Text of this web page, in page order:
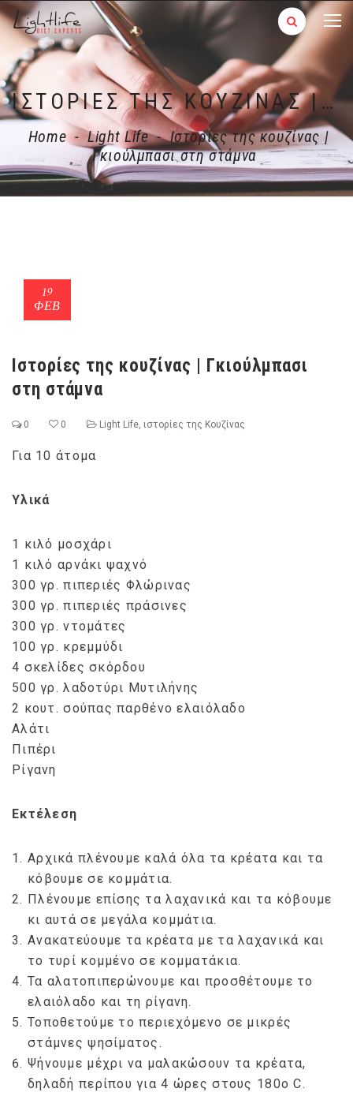
ΙΣΤΟΡΊΕΣ ΤΗΣ ΚΟΥΖΊΝΑΣ | ΓΚΙΟΎΛΜΠΑΣΙ ΣΤΗ ΣΤΆΜΝΑ
Home - Light Life - Ιστορίες της κουζίνας |
Γκιούλμπασι στη στάμνα
19
ΦΕΒ
Ιστορίες της κουζίνας | Γκιούλμπασι
στη στάμνα
0 0 Light Life, ιστορίες της Κουζίνας
Για 10 άτομα
Υλικά
1 κιλό μοσχάρι
1 κιλό αρνάκι ψαχνό
300 γρ. πιπεριές Φλώρινας
300 γρ. πιπεριές πράσινες
300 γρ. ντομάτες
100 γρ. κρεμμύδι
4 σκελίδες σκόρδου
500 γρ. λαδοτύρι Μυτιλήνης
2 κουτ. σούπας παρθένο ελαιόλαδο
Αλάτι
Πιπέρι
Ρίγανη
Εκτέλεση
Αρχικά πλένουμε καλά όλα τα κρέατα και τα
κόβουμε σε κομμάτια.
Πλένουμε επίσης τα λαχανικά και τα κόβουμε
κι αυτά σε μεγάλα κομμάτια.
Ανακατεύουμε τα κρέατα με τα λαχανικά και
το τυρί κομμένο σε κομματάκια.
Τα αλατοπιπερώνουμε και προσθέτουμε το
ελαιόλαδο και τη ρίγανη.
Τοποθετούμε το περιεχόμενο σε μικρές
στάμνες ψησίματος.
Ψήνουμε μέχρι να μαλακώσουν τα κρέατα,
δηλαδή περίπου για 4 ώρες στους 180o C.